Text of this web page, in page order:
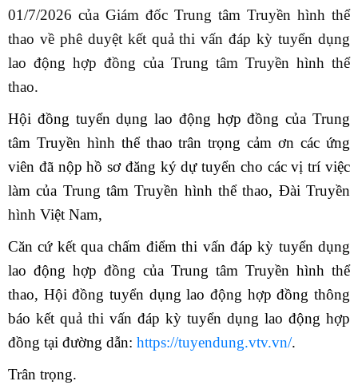
01/7/2026 của Giám đốc Trung tâm Truyền hình thể
thao về phê duyệt kết quả thi vấn đáp kỳ tuyển dụng
lao động hợp đồng của Trung tâm Truyền hình thể
thao.
Hội đồng tuyển dụng lao động hợp đồng của Trung
tâm Truyền hình thể thao trân trọng cảm ơn các ứng
viên đã nộp hồ sơ đăng ký dự tuyển cho các vị trí việc
làm của Trung tâm Truyền hình thể thao, Đài Truyền
hình Việt Nam,
Căn cứ kết qua chấm điểm thi vấn đáp kỳ tuyển dụng
lao động hợp đồng của Trung tâm Truyền hình thể
thao, Hội đồng tuyển dụng lao động hợp đồng thông
báo kết quả thi vấn đáp kỳ tuyển dụng lao động hợp
đồng tại đường dẫn: https://tuyendung.vtv.vn/.
Trân trọng.